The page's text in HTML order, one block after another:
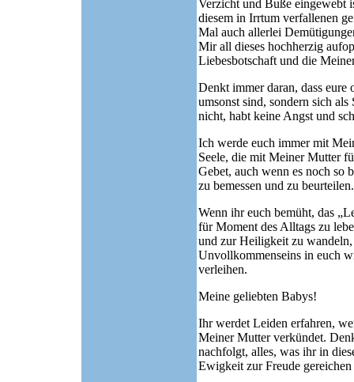
Verzicht und Buße eingewebt
diesem in Irrtum verfallenen
Mal auch allerlei
Mir all dieses hochherzig
Liebesbotschaft und die
Denkt immer daran, dass
umsonst sind, sondern sich
nicht, habt keine Angst und
Ich werde euch immer mit
Seele, die mit Meiner Mutter
Gebet, auch wenn es noch so
zu bemessen und zu beurteilen.
Wenn ihr euch bemüht, das
für Moment des Alltags zu
und zur Heiligkeit zu
Unvollkommenseins in euch
verleihen.
Meine geliebten Babys!
Ihr werdet Leiden erfahren,
Meiner Mutter verkündet.
nachfolgt, alles, was ihr in
Ewigkeit zur Freude